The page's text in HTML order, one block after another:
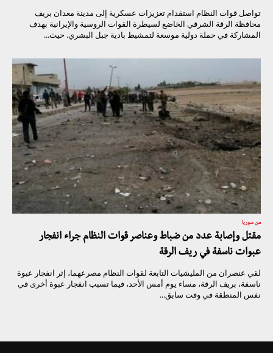
تواصل قوات النظام استقدام تعزيزات عسكرية إلى مدينة معدان بريف
محافظة الرقة الشرقي الخاضع لسيطرة القوات الروسية والإيرانية بهدف
المشاركة في حملة دولية موسعة لتمشيط بادية جبل البشري. حيث...
من سوريا
مقتل وإصابة عدد من ضباط وعناصر قوات النظام جراء انفجار
عبوات ناسفة في ريف الرقة
لقي عنصران من المليشيات التابعة لقوات النظام مصرعهما، إثر انفجار عبوة
ناسفة، بريف الرقة، مساء يوم أمس الأحد، فيما تسبب انفجار عبوة أخرى في
نفس المنطقة في وقت سابق...